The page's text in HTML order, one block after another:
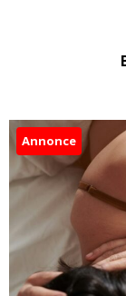
Annonce